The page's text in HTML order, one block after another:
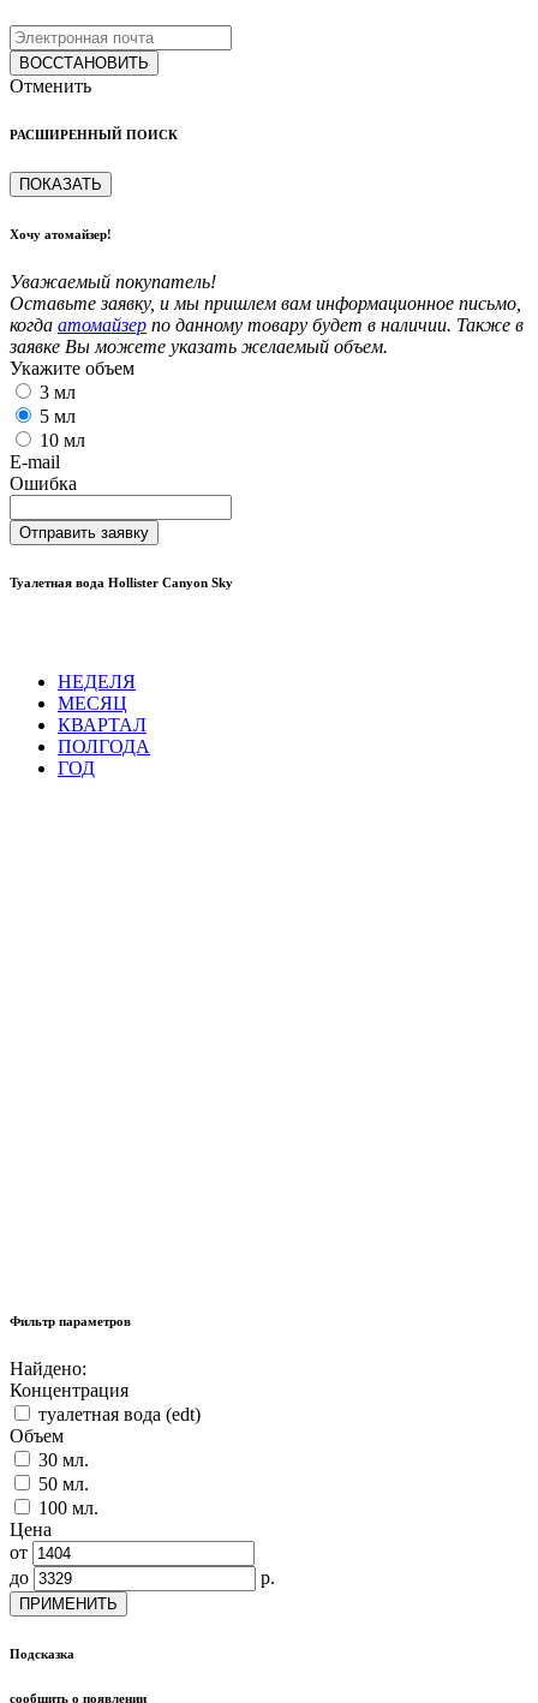
ВОССТАНОВИТЬ
Отменить
РАСШИРЕННЫЙ ПОИСК
ПОКАЗАТЬ
Хочу атомайзер!
Уважаемый покупатель!
Оставьте заявку, и мы пришлем вам информационное письмо,
когда атомайзер по данному товару будет в наличии. Также в
заявке Вы можете указать желаемый объем.
Укажите объем
3 мл
5 мл
10 мл
E-mail
Ошибка
Отправить заявку
Туалетная вода Hollister Canyon Sky
НЕДЕЛЯ
МЕСЯЦ
КВАРТАЛ
ПОЛГОДА
ГОД
Фильтр параметров
Найдено:
Концентрация
туалетная вода (edt)
Объем
30 мл.
50 мл.
100 мл.
Цена
от
до
р.
ПРИМЕНИТЬ
Подсказка
сообщить о появлении